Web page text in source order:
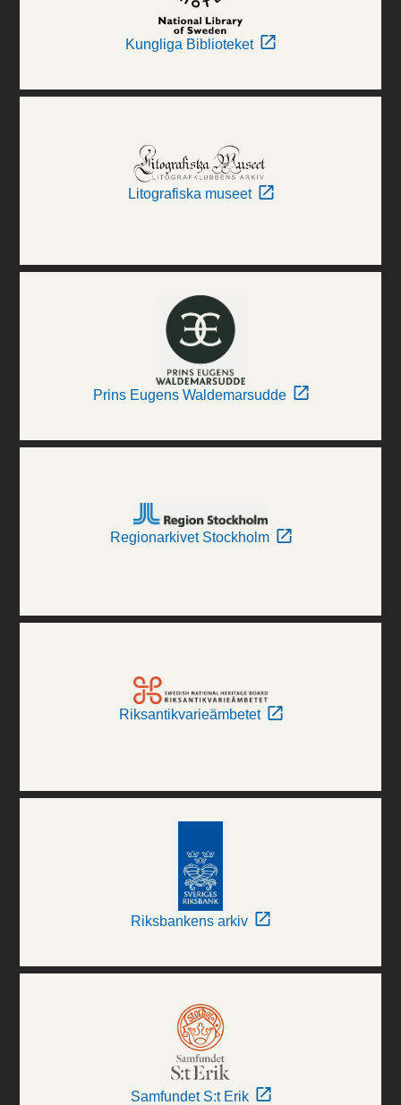
Kungliga Biblioteket
Litografiska museet
Prins Eugens Waldemarsudde
Regionarkivet Stockholm
Riksantikvarieämbetet
Riksbankens arkiv
Samfundet S:t Erik